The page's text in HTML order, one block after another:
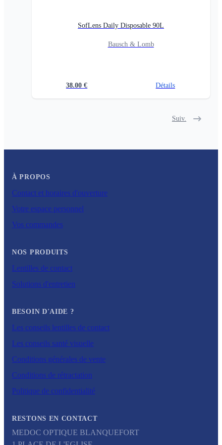
SofLens Daily Disposable 90L
Bausch & Lomb
38.00 € Détails
Suiv.
À PROPOS
Contact et horaires d'ouverture
Votre espace personnel
Vos commandes
NOS PRODUITS
Lentilles de contact
Solutions d'entretien
BESOIN D'AIDE ?
Les conseils lentilles de contact
Les conseils santé visuelle
Conditions générales de vente
Conditions de rétractation
Politique de confidentialité
RESTONS EN CONTACT
MEDOC OPTIQUE BLANQUEFORT